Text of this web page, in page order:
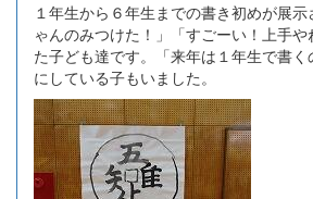
１年生から６年生までの書き初めが展
ゃんのみつけた！」「すごーい！上手
た子ども達です。「来年は１年生で書
にしている子もいました。